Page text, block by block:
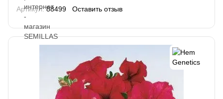
Артикул:88499 Оставить отзыв